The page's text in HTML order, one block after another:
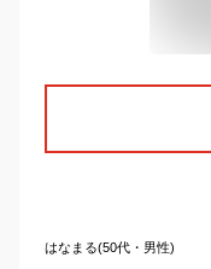
はなまる(50代・男性)